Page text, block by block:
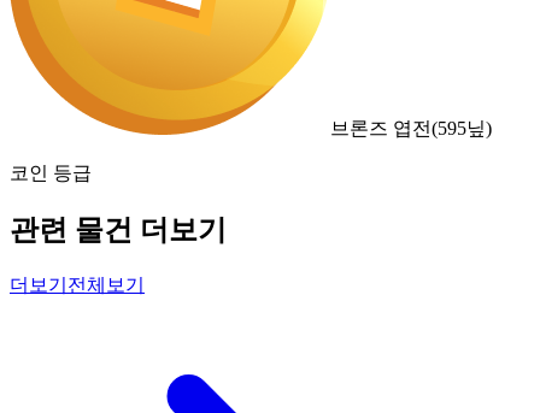
브론즈 엽전(595닢)
코인 등급
관련 물건 더보기
더보기 전체보기